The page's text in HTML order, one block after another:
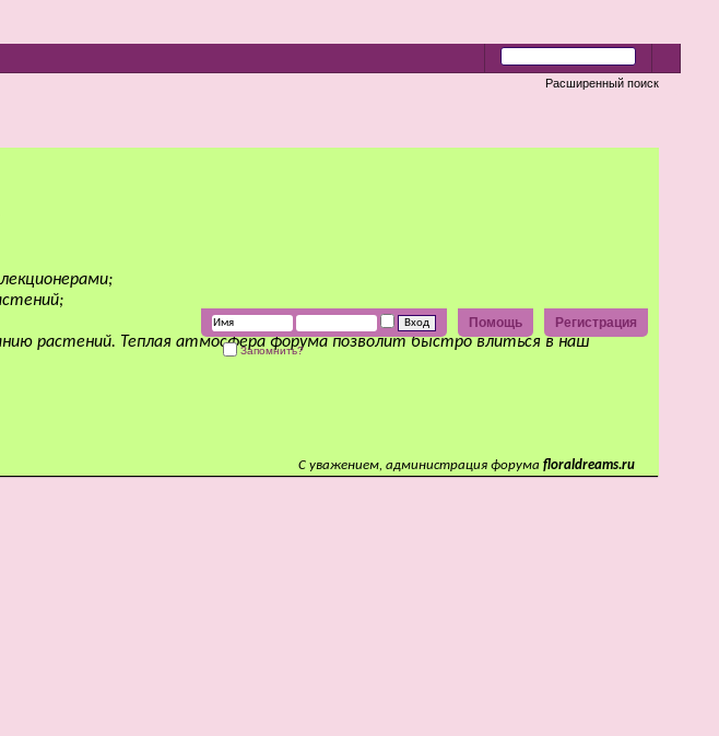
Регистрация
Помощь
Запомнить?
Расширенный поиск
растений. Теплая атмосфера форума позволит быстро влиться в наш
С уважением, администрация форума floraldreams.ru